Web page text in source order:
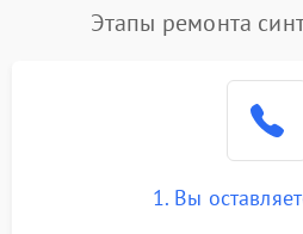
Этапы ремонта
1. Вы